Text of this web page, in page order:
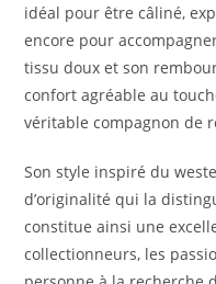
idéal pour être câliné,
encore pour
tissu doux et son
confort agréable au
véritable compagnon de
Son style inspiré du
d’originalité qui la
constitue ainsi une
collectionneurs, les